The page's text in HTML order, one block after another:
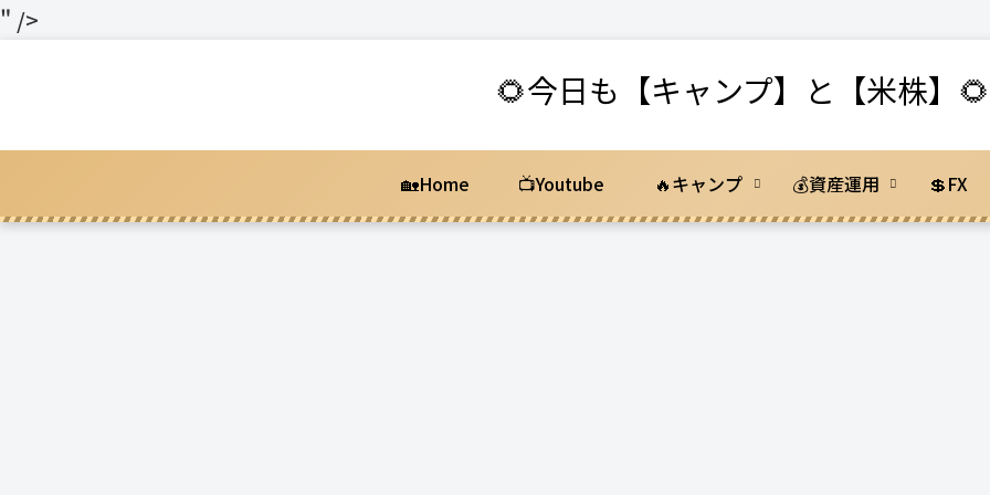
" />
🌻今日も【キャンプ】と【米株】🌻
🏡Home 📺Youtube 🔥キャンプ 💰資産運用 💲FX